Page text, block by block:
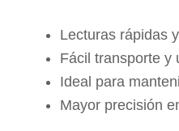
Lecturas rápidas
Fácil transporte y
Ideal para
Mayor precisión